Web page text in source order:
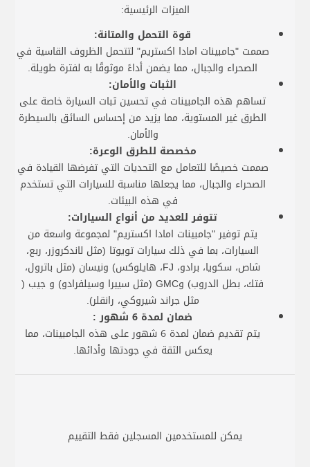
الميزات الرئيسية:
قوة التحمل والمتانة:
صممت "جامبينات امادا اكستريم" لتتحمل الظروف القاسية في
الصحراء والجبال، مما يضمن أداءً موثوقًا به لفترة طويلة.
الثبات والأمان:
تساهم هذه الجامبينات في تحسين ثبات السيارة خاصة على
الطرق غير المستوية، مما يزيد من إحساس السائق بالسيطرة
والأمان.
مخصصة للطرق الوعرة:
صممت خصيصًا للتعامل مع التحديات التي تفرضها القيادة في
الصحراء والجبال، مما يجعلها مناسبة للسيارات التي تستخدم
في هذه البيئات.
تتوفر للعديد من أنواع السيارات:
يتم توفير "جامبينات امادا اكستريم" لمجموعة واسعة من
السيارات، بما في ذلك سيارات تويوتا (مثل لاندكروزر، ربع،
شاص، سكويا، برادو، FJ، هايلوكس) ونيسان (مثل باترول،
فتك، بطل الدروب) وGMC (مثل سييرا وسيلفرادو) و جيب (
مثل جراند شيروكي، رانقلر).
ضمان لمدة 6 شهور :
يتم تقديم ضمان لمدة 6 شهور على هذه الجامبينات، مما
يعكس الثقة في جودتها وأدائها.
يمكن للمستخدمين المسجلين فقط التقييم